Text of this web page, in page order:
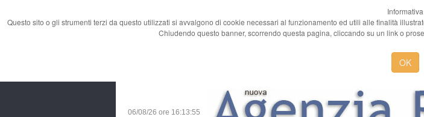
Informativa
Questo sito o gli strumenti terzi da questo utilizzati si avvalgono di cookie necessari al funzionamento ed utili alle finalità
Chiudendo questo banner, scorrendo questa pagina, cliccando su un link o
OK
06/08/26 ore 16:13:56